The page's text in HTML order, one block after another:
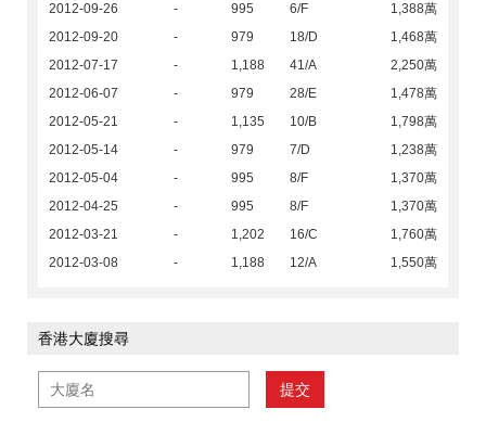
2012-09-26
- 995 6/F
1,388萬
2012-09-20
- 979 18/D
1,468萬
2012-07-17
- 1,188 41/A
2,250萬
2012-06-07
- 979 28/E
1,478萬
2012-05-21
- 1,135 10/B
1,798萬
2012-05-14
- 979 7/D
1,238萬
2012-05-04
- 995 8/F
1,370萬
2012-04-25
- 995 8/F
1,370萬
2012-03-21
- 1,202 16/C
1,760萬
2012-03-08
- 1,188 12/A 1,550萬
香港大廈搜尋
提交